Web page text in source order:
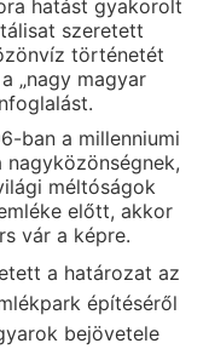
hatást gyakorolt
szeretett
történetét
„nagy magyar
ban a millenniumi
méltóságok
előtt, akkor
vár a képre.
a határozat az
építéséről
bejövetele